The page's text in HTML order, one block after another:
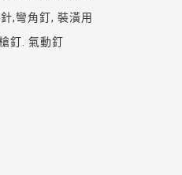
,彎角釘, 裝潢用
釘. 氣動釘